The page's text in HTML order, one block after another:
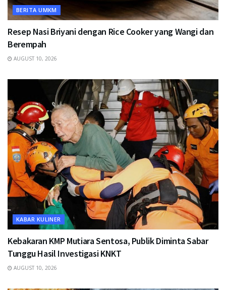
BERITA UMKM
Resep Nasi Briyani dengan Rice Cooker yang Wangi dan
Berempah
AUGUST 10, 2026
KABAR KULINER
Kebakaran KMP Mutiara Sentosa, Publik Diminta Sabar
Tunggu Hasil Investigasi KNKT
AUGUST 10, 2026